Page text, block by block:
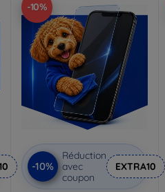
-10%
-10%
Réduction
avec
coupon
EXTRA10